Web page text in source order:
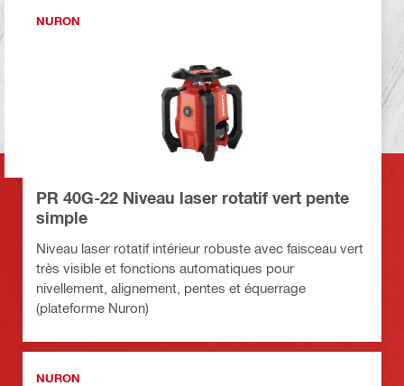
NURON
PR 40G-22 Niveau laser rotatif vert pente
simple
Niveau laser rotatif intérieur robuste avec faisceau vert
très visible et fonctions automatiques pour
nivellement, alignement, pentes et équerrage
(plateforme Nuron)
NURON